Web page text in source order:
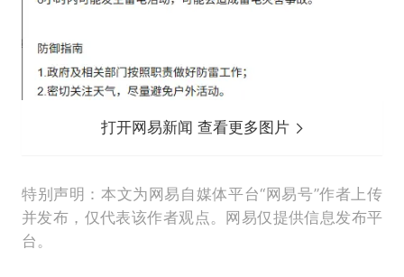
打开网易新闻 查看更多图片
特别声明：本文为网易自媒体平台“网易号”作者上传
并发布，仅代表该作者观点。网易仅提供信息发布平
台。